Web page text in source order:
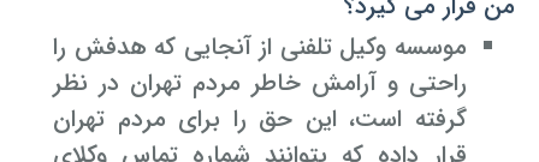
موسسه وکیل تلفنی از آنجایی که هدفش را
راحتی و آرامش خاطر مردم تهران در نظر
گرفته است، این حق را برای مردم تهران